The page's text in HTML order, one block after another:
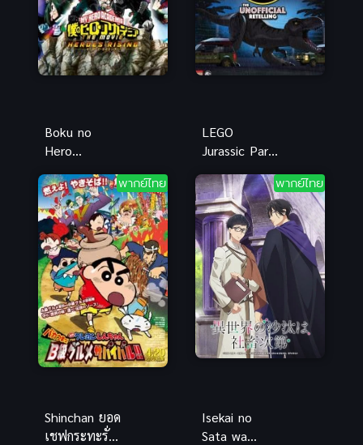
Boku no
Hero
the Movie 1
LEGO
Jurassic Park
จูราสสิค พาร์ค
พากย์ไทย
Shinchan ยอด
เชฟกระทะรั่ว
พากย์ไทย
Isekai no
Sata wa